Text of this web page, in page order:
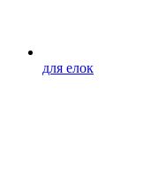
для елок